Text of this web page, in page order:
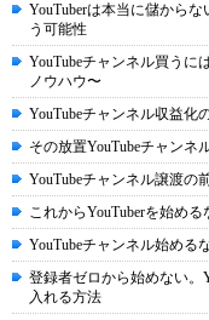
YouTuberは本当に儲から
う可能性
YouTubeチャンネル買うに
ノウハウ〜
YouTubeチャンネル収益化
その放置YouTubeチャン
YouTubeチャンネル譲渡の
これからYouTuberを始め
YouTubeチャンネル始める
登録者ゼロから始めない。
入れる方法